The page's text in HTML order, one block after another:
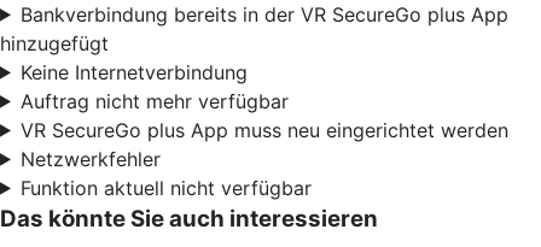
Bankverbindung bereits in der VR SecureGo plus App
hinzugefügt
Keine Internetverbindung
Auftrag nicht mehr verfügbar
VR SecureGo plus App muss neu eingerichtet werden
Netzwerkfehler
Funktion aktuell nicht verfügbar
Das könnte Sie auch interessieren